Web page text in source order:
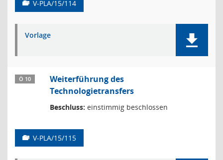
V-PLA/15/114
Vorlage
Ö 10
Weiterführung des
Technologietransfers
Beschluss: einstimmig beschlossen
V-PLA/15/115